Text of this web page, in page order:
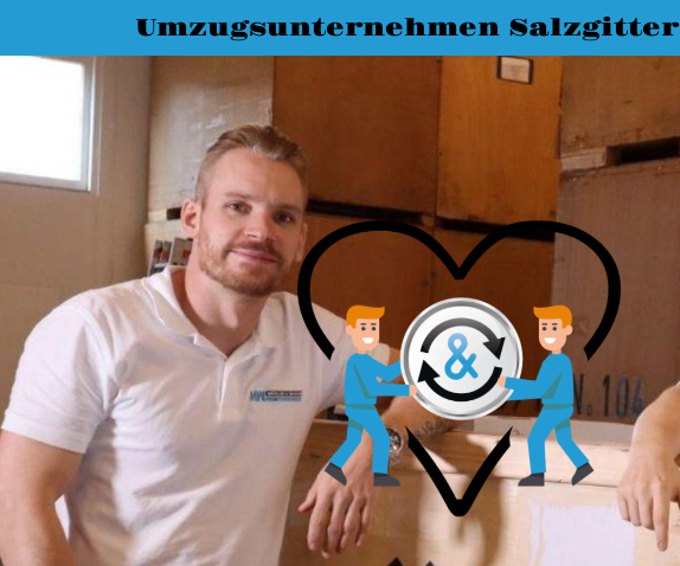
Umzugsunternehmen Salzgitter